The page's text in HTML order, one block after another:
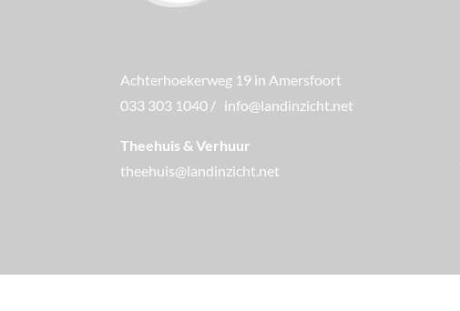
Achterhoekerweg 19 in Amersfoort
033 303 1040 / info@landinzicht.net
Theehuis & Verhuur
theehuis@landinzicht.net